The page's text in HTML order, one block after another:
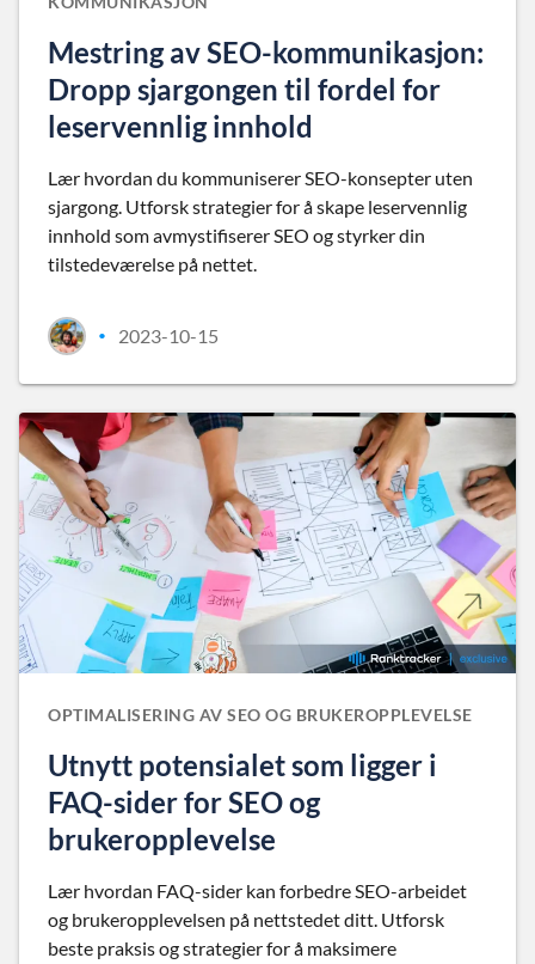
Mestring av SEO-kommunikasjon:
Dropp sjargongen til fordel for
leservennlig innhold
Lær hvordan du kommuniserer SEO-konsepter uten
sjargong. Utforsk strategier for å skape leservennlig
innhold som avmystifiserer SEO og styrker din
tilstedeværelse på nettet.
• 2023-10-15
OPTIMALISERING AV SEO OG BRUKEROPPLEVELSE
Utnytt potensialet som ligger i
FAQ-sider for SEO og
brukeropplevelse
Lær hvordan FAQ-sider kan forbedre SEO-arbeidet
og brukeropplevelsen på nettstedet ditt. Utforsk
beste praksis og strategier for å maksimere